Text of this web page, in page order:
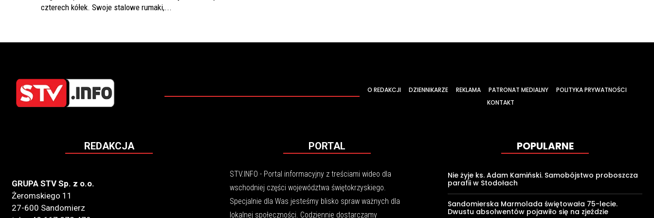
czterech kółek. Swoje stalowe rumaki,...
O REDAKCJI DZIENNIKARZE REKLAMA PATRONAT MEDIALNY
POLITYKA PRYWATNOŚCI
KONTAKT
REDAKCJA
GRUPA STV Sp. z o.o.
Żeromskiego 11
27-600 Sandomierz
PORTAL
STV.INFO - Portal informacyjny z treściami wideo dla
wschodniej części województwa świętokrzyskiego.
Specjalnie dla Was jesteśmy blisko spraw ważnych dla
lokalnej społeczności. Codziennie dostarczamy
POPULARNE
Nie żyje ks. Adam Kamiński. Samobójstwo proboszcza
parafii w Stodołach
Sandomierska Marmolada świętowała 75-lecie.
Dwustu absolwentów pojawiło się na zjeździe